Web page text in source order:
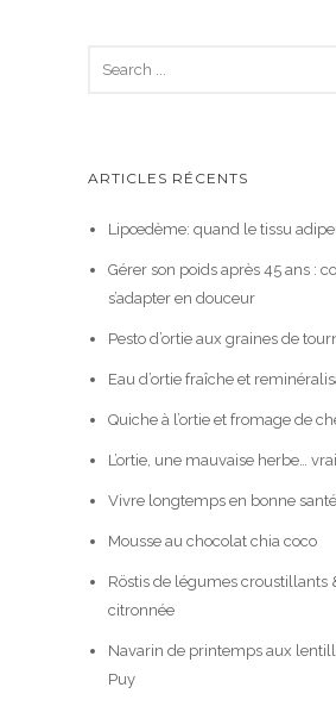
ARTICLES RÉCENTS
Lipœdème: quand le tissu
Gérer son poids après 45 ans :
s’adapter en douceur
Pesto d’ortie aux graines de
Eau d’ortie fraîche et
Quiche à l’ortie et fromage de
L’ortie, une mauvaise herbe…
Vivre longtemps en bonne santé
Mousse au chocolat chia coco
Röstis de légumes croustillants
citronnée
Navarin de printemps aux
Puy